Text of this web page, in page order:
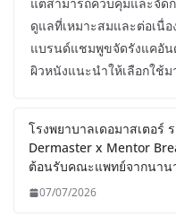
แต่สามารถควบคุมและจัด
ดูแลที่เหมาะสมและต่อเนื่
แบรนด์แชมพูขจัดรังแคอั
ผิวหนังแนะนำให้เลือกใช้ม
โรงพยาบาลเดอมาสเตอร์
Dermaster x Mentor
ต้อนรับคณะแพทย์จากนาน
07/07/2026